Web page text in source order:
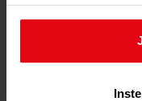
(= belasting) op
Tijdens de
alleen